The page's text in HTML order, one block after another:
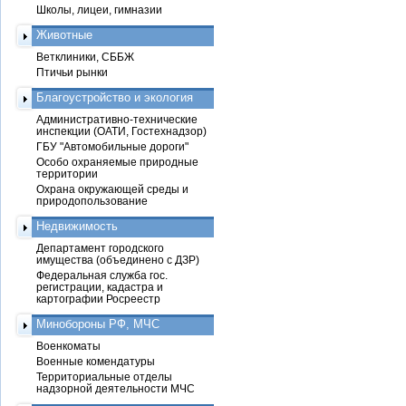
Школы, лицеи, гимназии
Животные
Ветклиники, СББЖ
Птичьи рынки
Благоустройство и экология
Административно-технические
инспекции (ОАТИ, Гостехнадзор)
ГБУ "Автомобильные дороги"
Особо охраняемые природные
территории
Охрана окружающей среды и
природопользование
Недвижимость
Департамент городского
имущества (объединено с ДЗР)
Федеральная служба гос.
регистрации, кадастра и
картографии Росреестр
Минобороны РФ, МЧС
Военкоматы
Военные комендатуры
Территориальные отделы
надзорной деятельности МЧС